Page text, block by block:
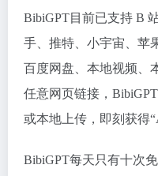
BibiGPT目前已支持 B
手、推特、小宇宙、苹
百度网盘、本地视频、
任意网页链接，
或本地上传，即刻获得
BibiGPT每天只有十次